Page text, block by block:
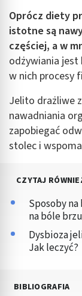
Oprócz diety
istotne są
częściej, a w
odżywiania jest
w nich procesy
Jelito drażliwe
nawadniania
zapobiegać
stolec i
CZYTAJ
Sposoby
na bóle
Dysbioza
Jak leczyć?
BIBLIOGRAFIA